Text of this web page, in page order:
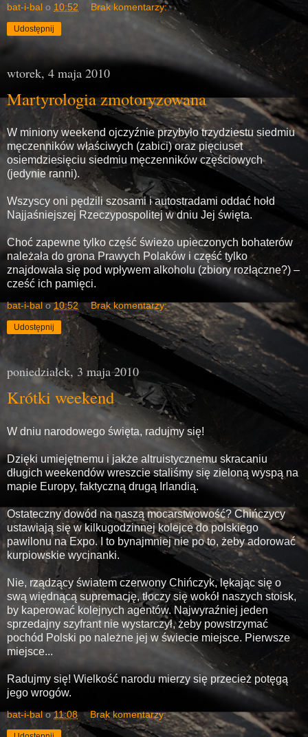
bat-i-bal o 10:52 Brak komentarzy:
Udostępnij
wtorek, 4 maja 2010
Martyrologia zmotoryzowana
W miniony weekend ojczyźnie przybyło trzydziestu siedmiu
męczenników właściwych (zabici) oraz pięciuset
osiemdziesięciu siedmiu męczenników częściowych
(jedynie ranni).
Wszyscy oni pędzili szosami i autostradami oddać hołd
Najjaśniejszej Rzeczypospolitej w dniu Jej święta.
Choć zapewne tylko część świeżo upieczonych bohaterów
należała do grona Prawych Polaków i część tylko
znajdowała się pod wpływem alkoholu (zbiory rozłączne?) –
cześć ich pamięci.
bat-i-bal o10:52 Brak komentarzy:
Udostępnij
poniedziałek, 3 maja 2010
Krótki weekend
W dniu narodowego święta, radujmy się!
Dzięki umiejętnemu i jakże altruistycznemu skracaniu
długich weekendów wreszcie staliśmy się zieloną wyspą na
mapie Europy, faktyczną drugą Irlandią.
Ostateczny dowód na naszą mocarstwowość? Chińczycy
ustawiają się w kilkugodzinnej kolejce do polskiego
pawilonu na Expo. I to bynajmniej nie po to, żeby adorować
kurpiowskie wycinanki.
Nie, rządzący światem czerwony Chińczyk, lękając się o
swą więdnącą supremację, tłoczy się wokół naszych stoisk,
by kaperować kolejnych agentów. Najwyraźniej jeden
sprzedajny szyfrant nie wystarczył, żeby powstrzymać
pochód Polski po należne jej w świecie miejsce. Pierwsze
miejsce...
Radujmy się! Wielkość narodu mierzy się przecież potęgą
jego wrogów.
bat-i-bal o11:08 Brak komentarzy: